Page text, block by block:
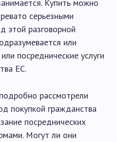
Купить можно
серьезными
этой разговорной
или
посреднические услуги
ЕС.
рассмотрели
покупкой гражданства
посреднических
Могут ли они